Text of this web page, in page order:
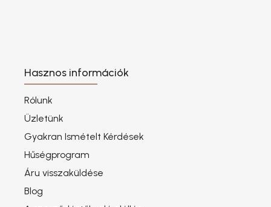
Hasznos információk
Rólunk
Üzletünk
Gyakran Ismételt Kérdések
Hűségprogram
Áru visszaküldése
Blog